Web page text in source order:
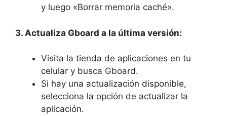
y luego «Borrar memoria caché».
3. Actualiza Gboard a la última versión:
Visita la tienda​ de aplicaciones en tu
⁣celular ​y busca ‍Gboard.
Si hay una actualización disponible,
selecciona la opción de actualizar la‌
aplicación.